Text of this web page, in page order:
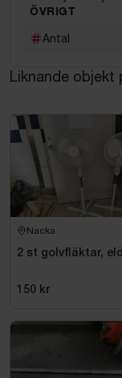
ÖVRIGT
Antal
Liknande objekt
Nacka
2 st golvfläktar,
150 kr